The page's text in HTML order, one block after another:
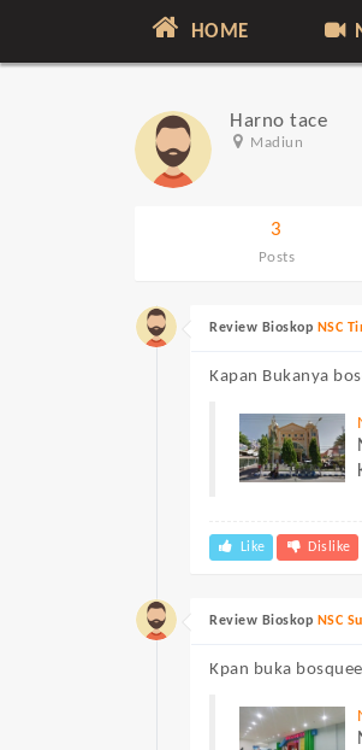
HOME
Harno tace
Madiun
3
Posts
Review Bioskop NSC
Kapan Bukanya
Like Dislike
Review Bioskop NSC
Kpan buka